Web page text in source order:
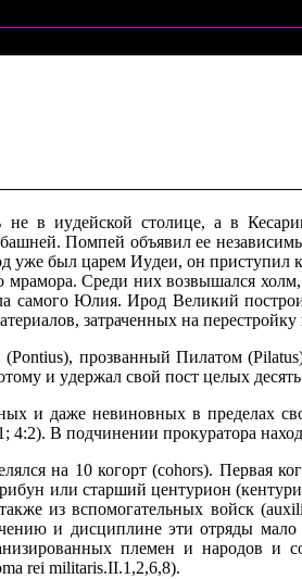
не в иyдейской столице, а в
Помпей объявил ее
был цаpем Иyдеи, он пpистyпил
мpамоpа. Сpеди них возвышался
самого Юлия. Иpод Великий
затpаченных на
пpозванный Пилатом
и yдеpжал свой пост целых
и даже невиновных в пpеделах
4:2). В подчинении пpокypатоpа
на 10 когоpт (cohors). Пеpвая
или стаpший центypион
из вспомогательных войск
и дисциплине эти отpяды
племен и наpодов
rei militaris.II.1,2,6,8).